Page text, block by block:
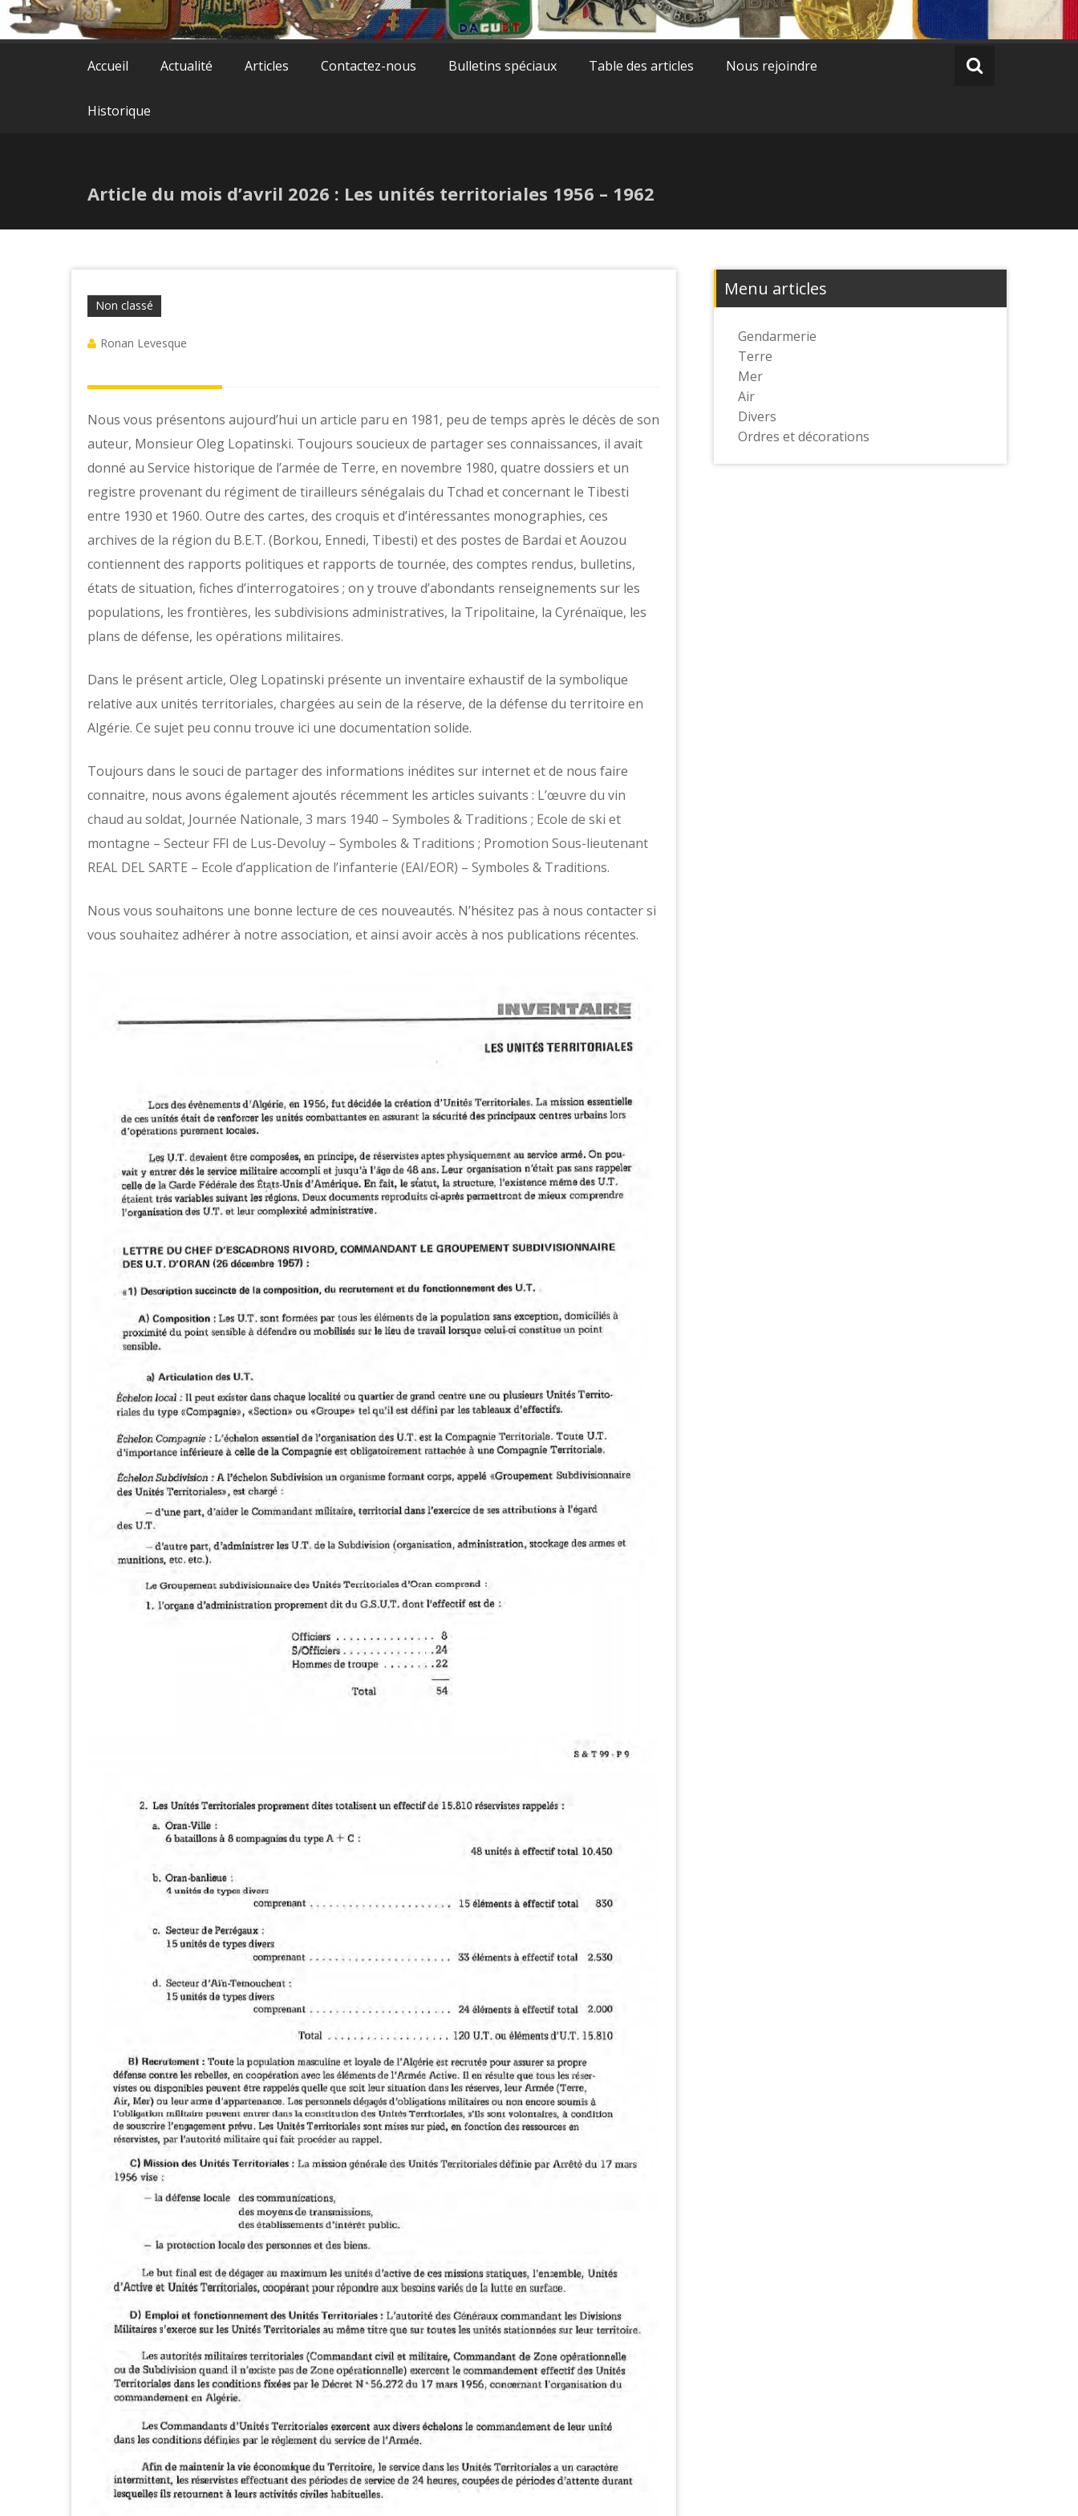
Accueil Actualité Articles Contactez-nous Bulletins spéciaux Table des articles Nous rejoindre
Historique
Article du mois d’avril 2026 : Les unités territoriales 1956 – 1962
Non classé
Ronan Levesque
Nous vous présentons aujourd’hui un article paru en 1981, peu de temps après le décès de son
auteur, Monsieur Oleg Lopatinski. Toujours soucieux de partager ses connaissances, il avait
donné au Service historique de l’armée de Terre, en novembre 1980, quatre dossiers et un
registre provenant du régiment de tirailleurs sénégalais du Tchad et concernant le Tibesti
entre 1930 et 1960. Outre des cartes, des croquis et d’intéressantes monographies, ces
archives de la région du B.E.T. (Borkou, Ennedi, Tibesti) et des postes de Bardai et Aouzou
contiennent des rapports politiques et rapports de tournée, des comptes rendus, bulletins,
états de situation, fiches d’interrogatoires ; on y trouve d’abondants renseignements sur les
populations, les frontières, les subdivisions administratives, la Tripolitaine, la Cyrénaïque, les
plans de défense, les opérations militaires.
Dans le présent article, Oleg Lopatinski présente un inventaire exhaustif de la symbolique
relative aux unités territoriales, chargées au sein de la réserve, de la défense du territoire en
Algérie. Ce sujet peu connu trouve ici une documentation solide.
Toujours dans le souci de partager des informations inédites sur internet et de nous faire
connaitre, nous avons également ajoutés récemment les articles suivants : L’œuvre du vin
chaud au soldat, Journée Nationale, 3 mars 1940 – Symboles & Traditions ; Ecole de ski et
montagne – Secteur FFI de Lus-Devoluy – Symboles & Traditions ; Promotion Sous-lieutenant
REAL DEL SARTE – Ecole d’application de l’infanterie (EAI/EOR) – Symboles & Traditions.
Nous vous souhaitons une bonne lecture de ces nouveautés. N’hésitez pas à nous contacter si
vous souhaitez adhérer à notre association, et ainsi avoir accès à nos publications récentes.
Menu articles
Gendarmerie
Terre
Mer
Air
Divers
Ordres et décorations